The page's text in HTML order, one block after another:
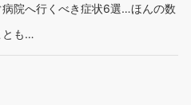
院へ行くべき症状6選…ほんの数
とも…